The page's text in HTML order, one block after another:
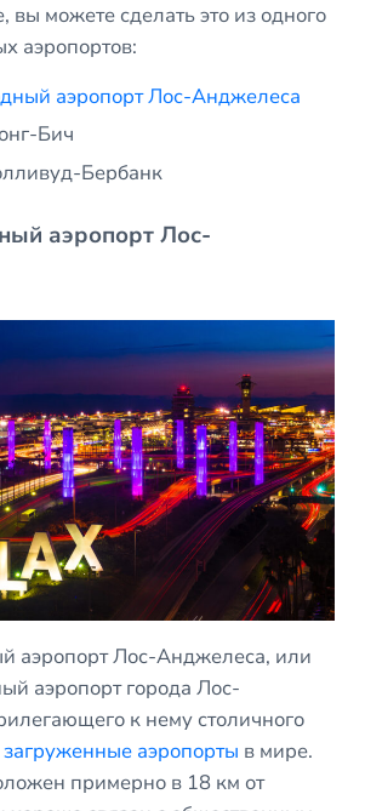
можете сделать это из одного
аэропортов:
аэропорт Лос-Анджелеса
Бич
Бербанк
аэропорт Лос-
аэропорт Лос-Анджелеса, или
аэропорт города Лос-
к нему столичного
аэропорты в мире.
примерно в 18 км от